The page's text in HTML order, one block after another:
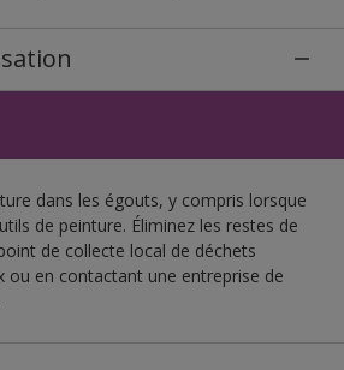
dans les égouts, y compris lorsque
de peinture. Éliminez les restes de
de collecte local de déchets
ou en contactant une entreprise de